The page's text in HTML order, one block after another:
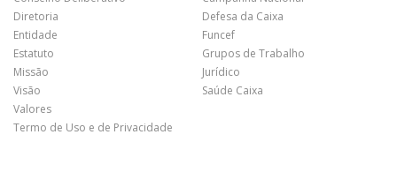
Diretoria
Entidade
Estatuto
Missão
Visão
Valores
Termo de Uso e de Privacidade
Defesa da Caixa
Funcef
Grupos de Trabalho
Jurídico
Saúde Caixa